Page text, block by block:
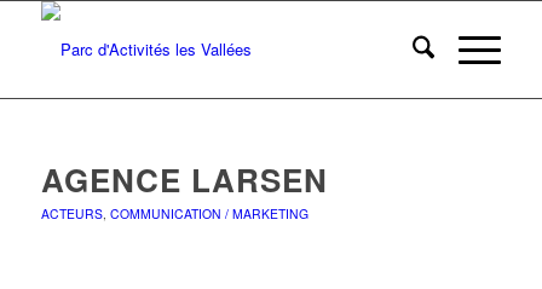
AGENCE LARSEN
ACTEURS, COMMUNICATION / MARKETING